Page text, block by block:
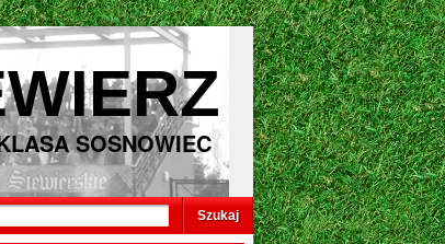
SOSNOWIEC